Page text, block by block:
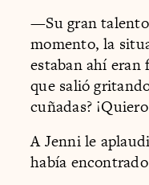
—Su gran
momento, la
estaban ahí eran
que salió
cuñadas?
A Jenni le
había